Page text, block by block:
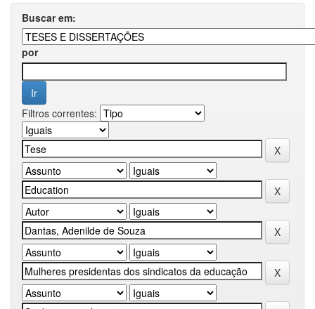
Buscar em:
por
Filtros correntes: